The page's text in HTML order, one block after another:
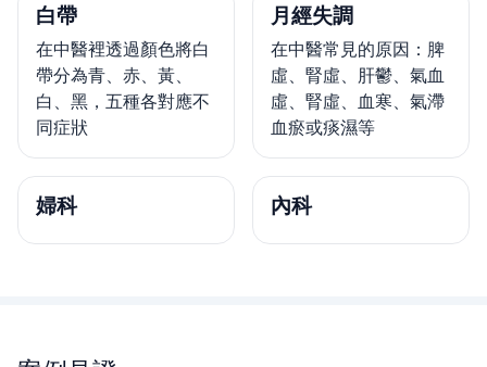
白帶
在中醫裡透過顏色將白
帶分為青、赤、黃、
白、黑，五種各對應不
同症狀
月經失調
在中醫常見的原因：脾
虛、腎虛、肝鬱、氣血
虛、腎虛、血寒、氣滯
血瘀或痰濕等
婦科 內科